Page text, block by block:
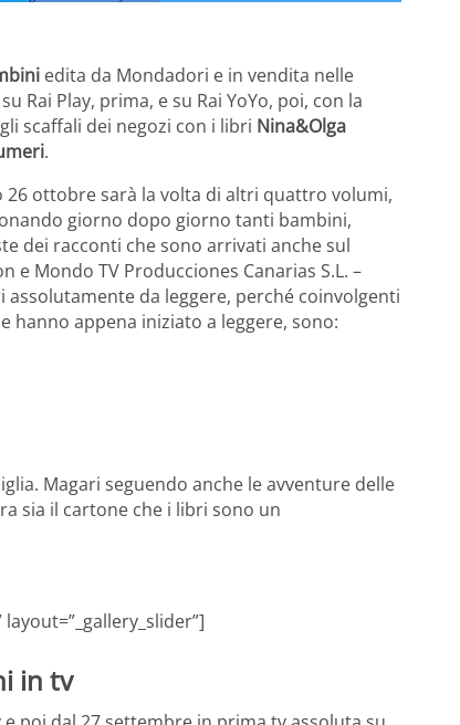
edita da Mondadori e in vendita nelle
Rai Play, prima, e su Rai YoYo, poi, con la
scaffali dei negozi con i libri Nina&Olga
.
ottobre sarà la volta di altri quattro volumi,
giorno dopo giorno tanti bambini,
dei racconti che sono arrivati anche sul
Mondo TV Producciones Canarias S.L. –
da leggere, perché coinvolgenti
hanno appena iniziato a leggere, sono:
Magari seguendo anche le avventure delle
sia il cartone che i libri sono un
in tv